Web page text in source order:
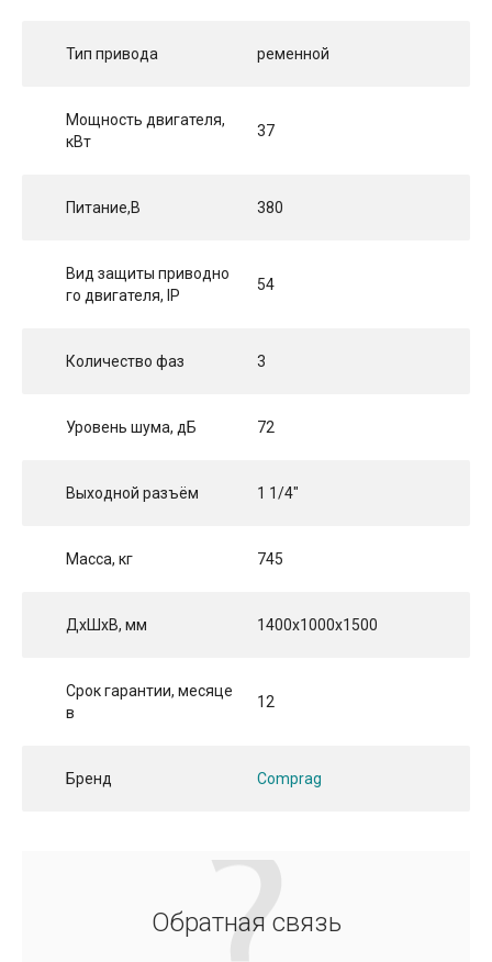
Тип привода ременной
Мощность двигателя,
кВт
37
Питание,В 380
Вид защиты приводно
го двигателя, IP
54
Количество фаз 3
Уровень шума, дБ 72
Выходной разъём 1 1/4"
Масса, кг 745
ДхШхВ, мм 1400x1000x1500
Срок гарантии, месяце
в
12
Бренд Comprag
Обратная связь